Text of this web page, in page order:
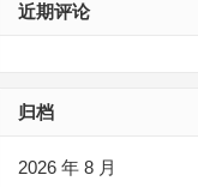
近期评论
归档
2026 年 8 月